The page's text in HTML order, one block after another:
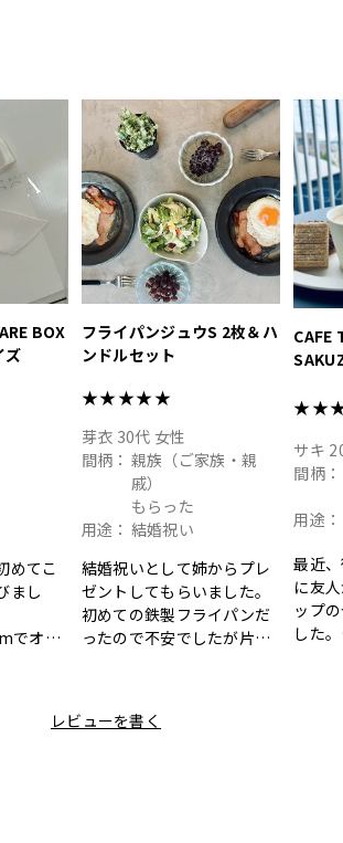
にな
素敵なギフトを
ありがとうございました
#hyacca #結婚祝い
#お祝い #プレゼント
真っ
いい
#結婚
淡色
結婚
色イ
BOX
ズ
めてこ
まし
でオシ
セット
と写
フライパンジュウS 2枚＆ハ
ンドルセット
★★★★★
芽衣 30代 女性
間柄： 親族（ご家族・親
戚）
もらった
用途： 結婚祝い
結婚祝いとして姉からプレ
ゼントしてもらいました。
初めての鉄製フライパンだ
ったので不安でしたが片手
利です。洗い物も減って一
CAFE
サキ
間柄：
用途：
最近
に友
ップ
した。
レビューを書く